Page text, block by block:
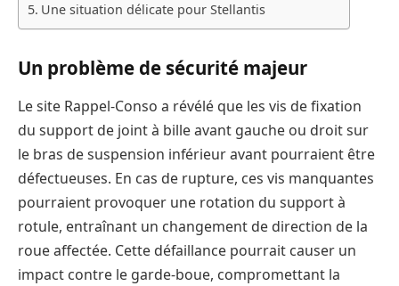
Une situation délicate pour Stellantis
Un problème de sécurité majeur
Le site Rappel-Conso a révélé que les vis de fixation
du support de joint à bille avant gauche ou droit sur
le bras de suspension inférieur avant pourraient être
défectueuses. En cas de rupture, ces vis manquantes
pourraient provoquer une rotation du support à
rotule, entraînant un changement de direction de la
roue affectée. Cette défaillance pourrait causer un
impact contre le garde-boue, compromettant la